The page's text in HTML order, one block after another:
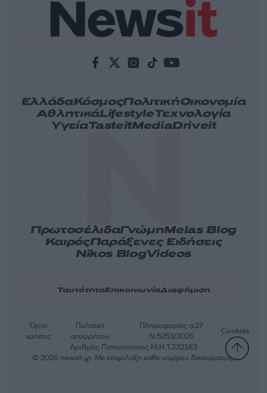
ΕλλάδαΚόσμοςΠολιτικήΟικονομία
ΑθλητικάLifestyleΤεχνολογία
ΥγείαTasteitMediaDriveit
ΠρωτοσέλιδαΓνώμηMelas Blog
ΚαιρόςΠαράξενες Ειδήσεις
Nikos BlogVideos
ΤαυτότηταΕπικοινωνίαΔιαφήμιση
Αριθμός Πιστοποίησης Μ.Η.Τ.232163
Όροι
χρήσης
Πολιτική
απορρήτου
Πληροφορίες α.27
Ν.5253/2025
Cookies
© 2026 newsit.gr. Με επιφύλαξη κάθε νομίμου δικαιώματος.